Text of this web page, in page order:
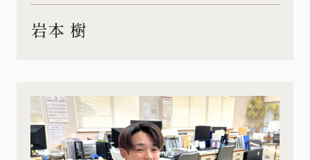
岩本 樹